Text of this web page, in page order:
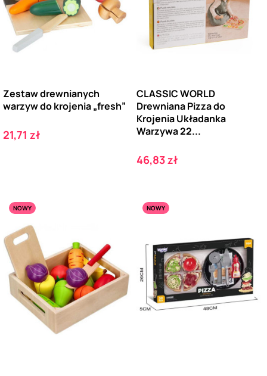
Zestaw drewnianych
warzyw do krojenia „fresh”
Cena
21,71 zł
CLASSIC WORLD
Drewniana Pizza do
Krojenia Układanka
Warzywa 22...
Cena
46,83 zł
NOWY NOWY